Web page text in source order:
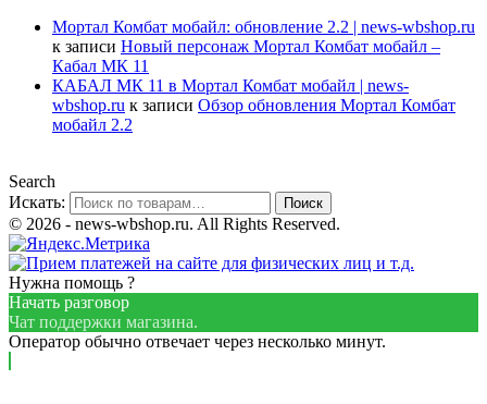
Мортал Комбат мобайл: обновление 2.2 | news-wbshop.ru
к записи Новый персонаж Мортал Комбат мобайл –
Кабал МК 11
КАБАЛ МК 11 в Мортал Комбат мобайл | news-
wbshop.ru к записи Обзор обновления Мортал Комбат
мобайл 2.2
Search
Искать:
Поиск
© 2026 - news-wbshop.ru. All Rights Reserved.
Нужна помощь ?
Начать разговор
Чат поддержки магазина.
Оператор обычно отвечает через несколько минут.